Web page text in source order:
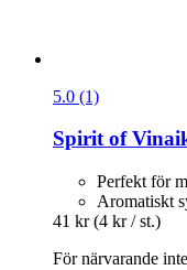
5.0 (1)
Spirit of
Perfekt för
Aromatiskt
41 kr (4 kr / st.)
För närvarande